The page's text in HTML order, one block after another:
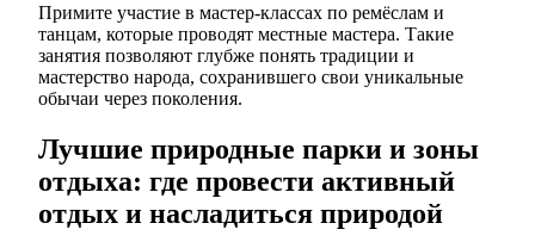
Примите участие в мастер-классах по ремёслам и
танцам, которые проводят местные мастера. Такие
занятия позволяют глубже понять традиции и
мастерство народа, сохранившего свои уникальные
обычаи через поколения.
Лучшие природные парки и зоны
отдыха: где провести активный
отдых и насладиться природой